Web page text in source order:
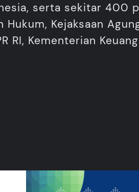
serta sekitar 400
Kejaksaan
RI, Kementerian